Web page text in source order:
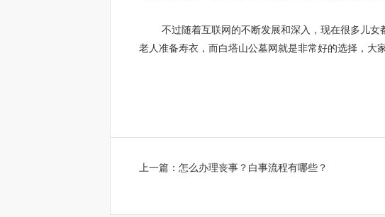
不过随着互联网的不断发展和深入，现在很多儿女
老人准备寿衣，而白塔山公墓网就是非常好的选择，大
上一篇： 怎么办理丧事？白事流程有哪些？